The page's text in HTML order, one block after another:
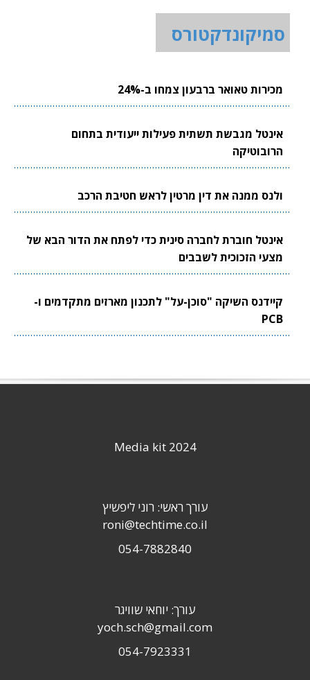
סמיקונדקטורס
מכירות טאואר ברבעון צמחו ב-24%
אינטל מגבשת תשתית פעילות ייעודית בתחום
הרובוטיקה
ולנס ממנה את דין מרטין לראש חטיבת הרכב
אינטל חוברת לחברה סינית כדי לפתח את הדור הבא של
מצעי הזכוכית לשבבים
קיידנס השיקה "סוכן-על" לתכנון מארזים מתקדמים ו-
PCB
Media kit 2024
עורך ראשי: רוני ליפשיץ
roni@techtime.co.il
054-7882840
עורך: יוחאי שוויגר
yoch.sch@gmail.com
054-7923331